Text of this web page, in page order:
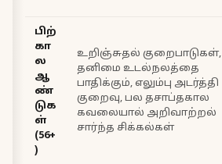
பிற்
கா
ல
ஆ
ண்
டுக
ள்
(56+
)
உறிஞ்சுதல் குறைபாடுகள்,
தனிமை உடல்நலத்தை
பாதிக்கும், எலும்பு அடர்த்தி
குறைவு, பல தசாப்தகால
கவலையால் அறிவாற்றல்
சார்ந்த சிக்கல்கள்